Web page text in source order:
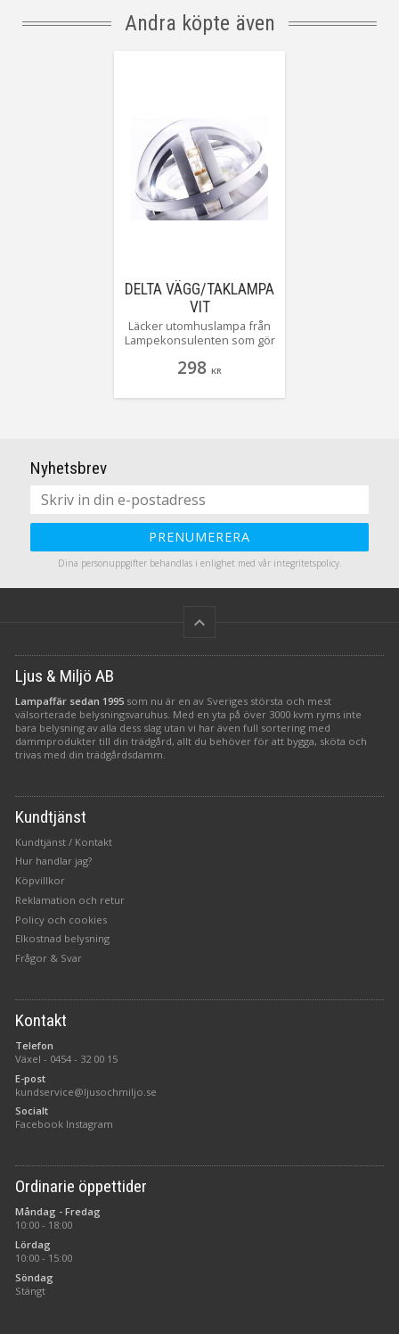
Andra köpte även
DELTA VÄGG/TAKLAMPA
VIT
Läcker utomhuslampa från
Lampekonsulenten som gör
taket!
298 KR
Nyhetsbrev
PRENUMERERA
Dina personuppgifter behandlas i enlighet med vår integritetspolicy.
keyboard_arrow_up
Ljus & Miljö AB
Lampaffär sedan 1995 som nu är en av Sveriges största och mest
välsorterade belysningsvaruhus. Med en yta på över 3000 kvm ryms inte
bara belysning av alla dess slag utan vi har även full sortering med
dammprodukter till din trädgård, allt du behöver för att bygga, sköta och
trivas med din trädgårdsdamm.
Kundtjänst
Kundtjänst / Kontakt
Hur handlar jag?
Köpvillkor
Reklamation och retur
Policy och cookies
Elkostnad belysning
Frågor & Svar
Kontakt
Telefon
Växel - 0454 - 32 00 15
E-post
kundservice@ljusochmiljo.se
Socialt
Facebook Instagram
Ordinarie öppettider
Måndag - Fredag
10:00 - 18:00
Lördag
10:00 - 15:00
Söndag
Stängt